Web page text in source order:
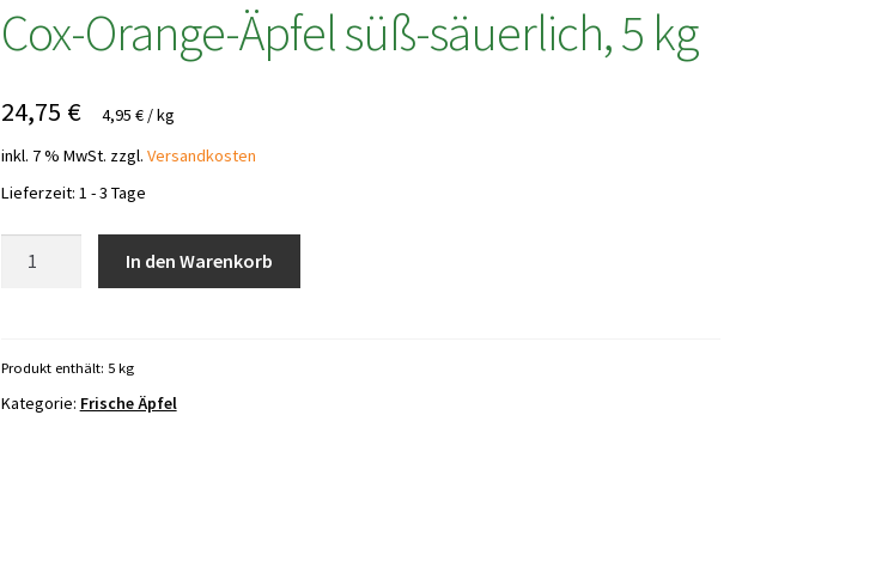
Cox-Orange-Äpfel süß-säuerlich, 5 kg
24,75 € 4,95€ /kg
inkl. 7 % MwSt. zzgl. Versandkosten
Lieferzeit: 1 - 3 Tage
säuerlich,
5
In den Warenkorb
Produkt enthält: 5 kg
Kategorie: Frische Äpfel